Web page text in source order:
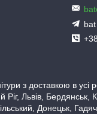
з доставкою в
Львів,
Донецьк,